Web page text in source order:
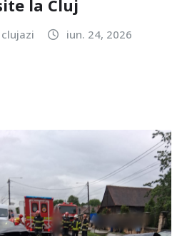
la Cluj
clujazi iun. 24, 2026